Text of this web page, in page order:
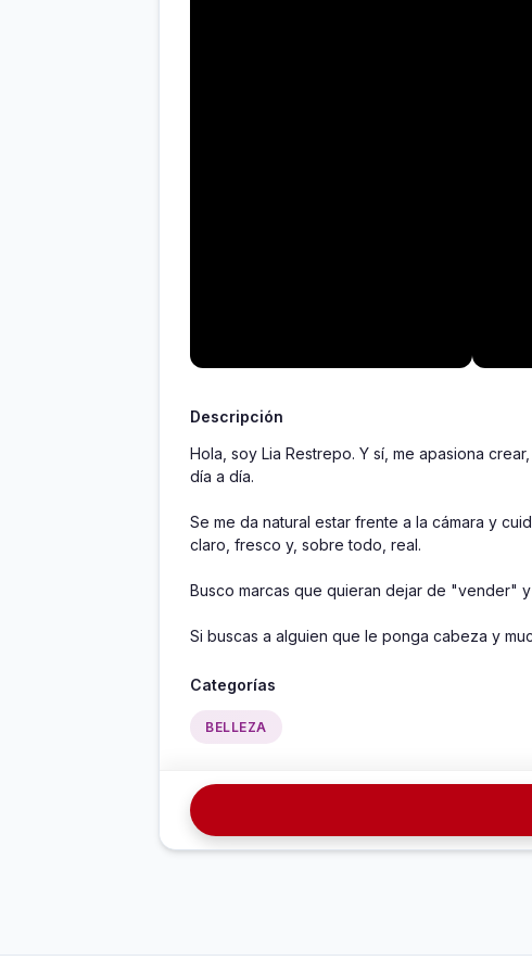
Descripción
Hola, soy Lia Restrepo. Y sí, me apasiona
día a día.
Se me da natural estar frente a la cámara y
claro, fresco y, sobre todo, real.
Busco marcas que quieran dejar de "vender"
Si buscas a alguien que le ponga cabeza y
Categorías
BELLEZA